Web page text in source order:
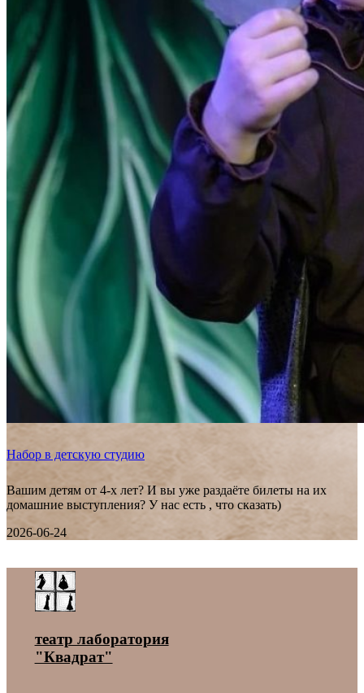
Набор в детскую студию
Вашим детям от 4-х лет? И вы уже раздаёте билеты на их
домашние выступления? У нас есть , что сказать)
2026-06-24
театр лаборатория
"Квадрат"